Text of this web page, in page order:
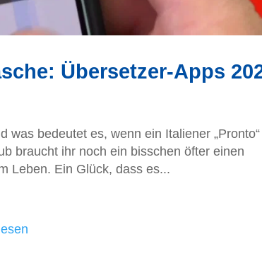
Übersetzer-Apps
bedeutet es, wenn ein Italiener „Pronto“
braucht ihr noch ein bisschen öfter einen
Leben. Ein Glück, dass es...